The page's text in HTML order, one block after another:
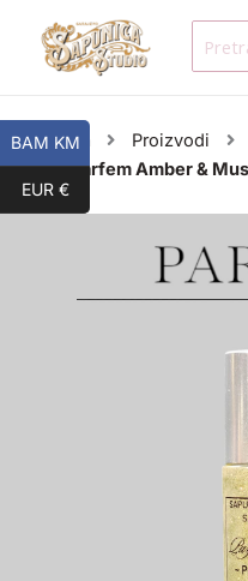
content
for:
Početna Proizvodi
Prirodni Parfem Amber &
BAM KM
EUR €